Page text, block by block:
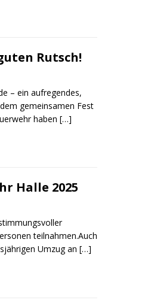
Rutsch!
– ein aufregendes,
gemeinsamen Fest
haben […]
Halle 2025
teilnahmen.Auch
Umzug an […]